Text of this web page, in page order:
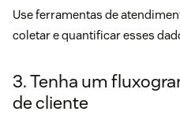
Useferramentas de
coletar e quantificar esses
3. Tenha um
de cliente